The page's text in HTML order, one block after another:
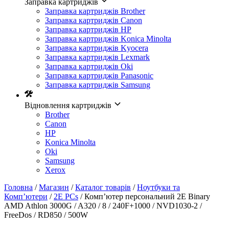
Заправка картриджів
Заправка картриджів Brother
Заправка картриджів Canon
Заправка картриджів HP
Заправка картриджів Konica Minolta
Заправка картриджів Kyocera
Заправка картриджів Lexmark
Заправка картриджів Oki
Заправка картриджів Panasonic
Заправка картриджів Samsung
Відновлення картриджів
Brother
Canon
HP
Konica Minolta
Oki
Samsung
Xerox
Головна /Магазин /Каталог товарів /Ноутбуки та
Комп’ютери / 2E PCs / Комп’ютер персональний 2E Binary
AMD Athlon 3000G / A320 / 8 / 240F+1000 / NVD1030-2 /
FreeDos / RD850 / 500W